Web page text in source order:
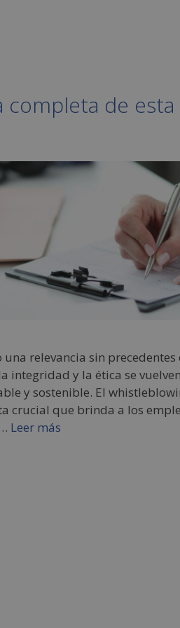
completa de
relevancia sin precedentes
integridad y la ética se
y sostenible. El
crucial que brinda a los
Leer más